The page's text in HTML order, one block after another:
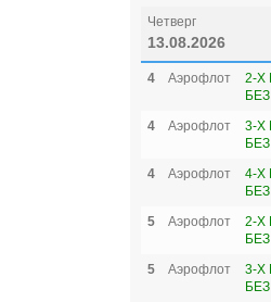
Четверг
13.08.2026
4 Аэрофлот
2-Х
4
Аэрофлот
3-Х
4
Аэрофлот
4-Х
5
Аэрофлот
2-Х
5
Аэрофлот
3-Х